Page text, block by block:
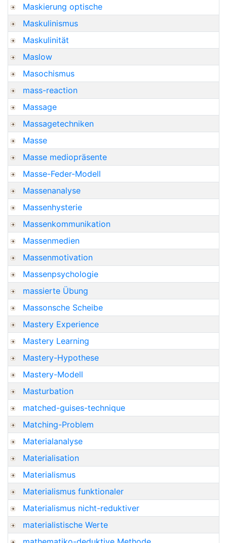
Maskierung optische
Maskulinismus
Maskulinität
Maslow
Masochismus
mass-reaction
Massage
Massagetechniken
Masse
Masse mediopräsente
Masse-Feder-Modell
Massenanalyse
Massenhysterie
Massenkommunikation
Massenmedien
Massenmotivation
Massenpsychologie
massierte Übung
Massonsche Scheibe
Mastery Experience
Mastery Learning
Mastery-Hypothese
Mastery-Modell
Masturbation
matched-guises-technique
Matching-Problem
Materialanalyse
Materialisation
Materialismus
Materialismus funktionaler
Materialismus nicht-reduktiver
materialistische Werte